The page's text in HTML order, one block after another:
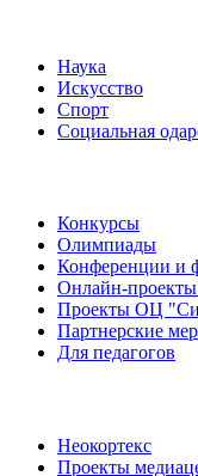
Наука
Искусство
Спорт
Социальная
Конкурсы
Олимпиады
Конференции и
Онлайн-
Проекты ОЦ
Партнерские
Для педагогов
Неокортекс
Проекты